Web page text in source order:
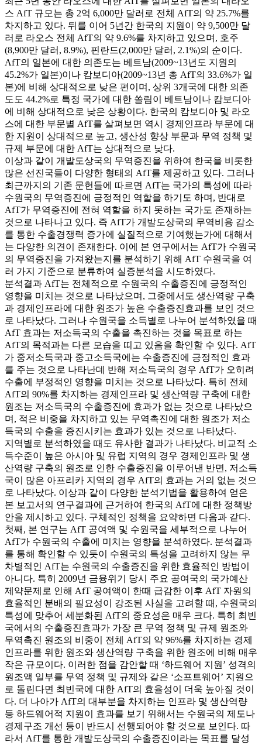
스 AfT 규모는 총 2억 6,000만 달러로 전체 AfT의 약 25.7%를
차지하고 있다. 뒤를 이어 5년간 한국의 지원이 약 9,500만 달
러로 라오스 전체 AfT의 약 9.6%를 차지하고 있으며, 호주
(8,900만 달러, 8.9%), 핀란드(2,000만 달러, 2.1%)의 순이다.
AfT의 일본에 대한 의존도는 베트남(2009~13년도 지원의
45.2%가 일본)이나 캄보디아(2009~13년 총 AfT의 33.6%가 일
본)에 비해 상대적으로 낮은 편이며, 상위 3개국에 대한 의존
도도 44.2%로 특정 국가에 대한 쏠림이 베트남이나 캄보디아
에 비해 상대적으로 낮은 상황이다. 한국의 캄보디아 및 라오
스에 대한 부문별 AfT를 살펴보면 역시 경제인프라 부문에 대
한 지원이 상대적으로 높고, 생산성 향상 부문과 무역 정책 및
규제 부문에 대한 AfT는 상대적으로 낮다.
이상과 같이 개발도상국의 무역증진을 위하여 한국을 비롯한
많은 선진국들이 다양한 형태의 AfT를 제공하고 있다. 그러나
최근까지의 기존 문헌들에 따르면 AfT는 국가의 특성에 따라
수원국의 무역증진에 긍정적인 역할을 하기도 하며, 반대로
AfT가 무역증진에 전혀 역할을 하지 못하는 국가도 존재하는
것으로 나타나고 있다. 즉 AfT가 개발도상국의 무역비용 감소
를 통한 수출경쟁력 증가에 실질적으로 기여했는가에 대해서
는 다양한 의견이 존재한다. 이에 본 연구에서는 AfT가 수원국
의 무역증진을 가져왔는지를 분석하기 위해 AfT 수원국을 여
러 가지 기준으로 분류하여 실증분석을 시도하였다.
분석결과 AfT는 전체적으로 수원국의 수출증진에 긍정적인
영향을 미치는 것으로 나타났으며, 그중에서도 생산역량 구축
과 경제인프라에 대한 원조가 높은 수출증진효과를 보인 것으
로 나타났다. 그러나 수원국을 소득별로 나누어 분석하였을 때
AfT 효과는 저소득국의 수출을 촉진하는 것을 목표로 하는
AfT의 목적과는 다른 모습을 띠고 있음을 확인할 수 있다. AfT
가 중저소득국과 중고소득국에는 수출증진에 긍정적인 효과
를 주는 것으로 나타난데 반해 저소득국의 경우 AfT가 오히려
수출에 부정적인 영향을 미치는 것으로 나타났다. 특히 전체
AfT의 90%를 차지하는 경제인프라 및 생산역량 구축에 대한
원조는 저소득국의 수출증진에 효과가 없는 것으로 나타났으
며, 적은 비중을 차지하고 있는 무역촉진에 대한 원조가 저소
득국의 수출을 증진시키는 효과가 있는 것으로 나타났다.
지역별로 분석하였을 때도 유사한 결과가 나타났다. 비교적 소
득수준이 높은 아시아 및 유럽 지역의 경우 경제인프라 및 생
산역량 구축의 원조로 인한 수출증진을 이루어낸 반면, 저소득
국이 많은 아프리카 지역의 경우 AfT의 효과는 거의 없는 것으
로 나타났다. 이상과 같이 다양한 분석기법을 활용하여 얻은
본 보고서의 연구결과에 근거하여 한국의 AfT에 대한 정책방
안을 제시하고 있다. 구체적인 정책을 요약하면 다음과 같다.
첫째, 본 연구는 AfT 공여액 및 수원국을 세부적으로 나누어
AfT가 수원국의 수출에 미치는 영향을 분석하였다. 분석결과
를 통해 확인할 수 있듯이 수원국의 특성을 고려하지 않는 무
차별적인 AfT는 수원국의 수출증진을 위한 효율적인 방법이
아니다. 특히 2009년 금융위기 당시 주요 공여국의 국가예산
제약문제로 인해 AfT 공여액이 한때 급감한 이후 AfT 자원의
효율적인 분배의 필요성이 강조된 사실을 고려할 때, 수원국의
특성에 맞추어 세분화된 AfT의 중요성은 매우 크다. 특히 최빈
국에서의 수출증진효과가 가장 큰 무역 정책 및 규제 원조와
무역촉진 원조의 비중이 전체 AfT의 약 96%를 차지하는 경제
인프라를 위한 원조와 생산역량 구축을 위한 원조에 비해 매우
작은 규모이다. 이러한 점을 감안할 때 ‘하드웨어 지원’ 성격의
원조액 일부를 무역 정책 및 규제와 같은 ‘소프트웨어’ 지원으
로 돌린다면 최빈국에 대한 AfT의 효율성이 더욱 높아질 것이
다. 더 나아가 AfT의 대부분을 차지하는 인프라 및 생산역량
등 하드웨어적 지원이 효과를 보기 위해서는 수원국의 제도나
경제구조 개선 등이 반드시 선행되어야 할 것으로 보인다. 따
라서 AfT를 통한 개발도상국의 수출증진이라는 목표를 달성